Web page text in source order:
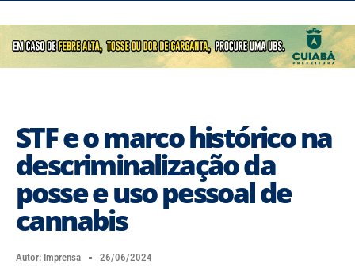
STF e o marco histórico na
descriminalização da
posse e uso pessoal de
cannabis
Autor: Imprensa 26/06/2024